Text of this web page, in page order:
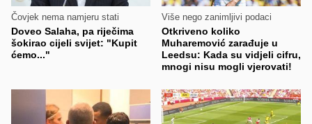
Čovjek nema namjeru stati
Doveo Salaha, pa riječima
šokirao cijeli svijet: "Kupit
ćemo..."
Više nego zanimljivi podaci
Otkriveno koliko
Muharemović zarađuje u
Leedsu: Kada su vidjeli cifru,
mnogi nisu mogli vjerovati!